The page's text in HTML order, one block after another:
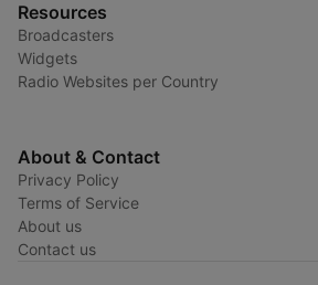
Resources
Broadcasters
Widgets
Radio Websites per Country
About & Contact
Privacy Policy
Terms of Service
About us
Contact us